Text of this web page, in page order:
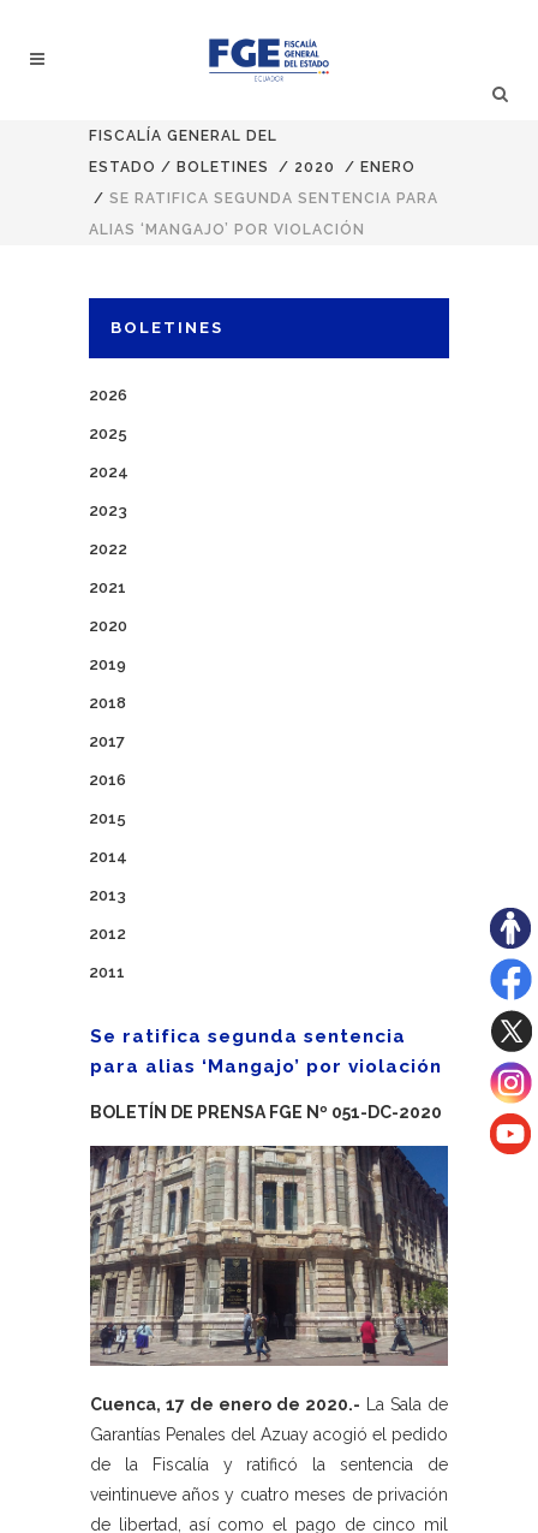
FISCALÍA GENERAL DEL
ESTADO / BOLETINES / 2020 / ENERO
/ SE RATIFICA SEGUNDA SENTENCIA PARA
ALIAS ‘MANGAJO’ POR VIOLACIÓN
BOLETINES
2026
2025
2024
2023
2022
2021
2020
2019
2018
2017
2016
2015
2014
2013
2012
2011
Se ratifica segunda sentencia
para alias ‘Mangajo’ por violación
BOLETÍN DE PRENSA FGE Nº 051-DC-2020
Cuenca, 17 de enero de 2020.- La Sala de
Garantías Penales del Azuay acogió el pedido
de la Fiscalía y ratificó la sentencia de
veintinueve años y cuatro meses de privación
de libertad, así como el pago de cinco mil